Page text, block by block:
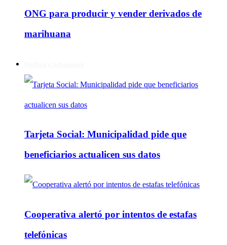
ONG para producir y vender derivados de
marihuana
Tarjeta Social: Municipalidad pide que
beneficiarios actualicen sus datos
Cooperativa alertó por intentos de estafas
telefónicas